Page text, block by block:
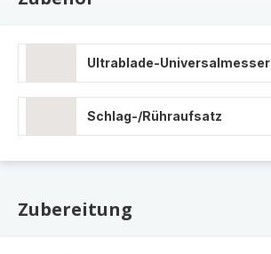
Ultrablade-Universalmesser
Schlag-/Rühraufsatz
Zubereitung